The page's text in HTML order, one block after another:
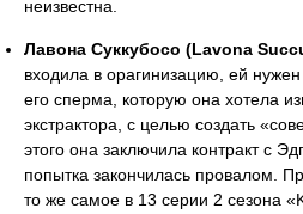
неизвестна.
Лавона Суккубосо (Lavona
входила в орагинизацию, ей
его сперма, которую она хотела
экстрактора, с целью создать
этого она заключила контракт с
попытка закончилась провалом.
то же самое в 13 серии 2 сезона